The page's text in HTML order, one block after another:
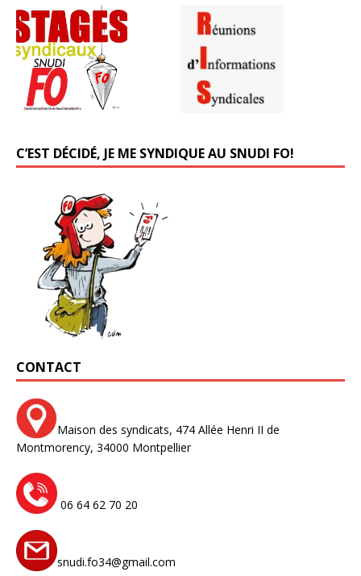
C’EST DÉCIDÉ, JE ME SYNDIQUE AU SNUDI FO!
CONTACT
Maison des syndicats, 474 Allée Henri II de
Montmorency, 34000 Montpellier
06 64 62 70 20
snudi.fo34@gmail.com